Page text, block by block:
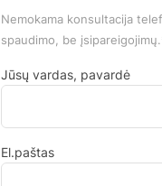
Nemokama konsultacija
spaudimo, be
Jūsų vardas, pavardė
El.paštas